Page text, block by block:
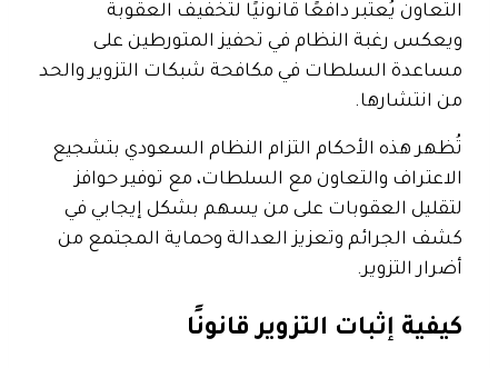
التعاون يُعتبر دافعًا قانونيًا لتخفيف العقوبة
ويعكس رغبة النظام في تحفيز المتورطين على
مساعدة السلطات في مكافحة شبكات التزوير والحد
من انتشارها.
تُظهر هذه الأحكام التزام النظام السعودي بتشجيع
الاعتراف والتعاون مع السلطات، مع توفير حوافز
لتقليل العقوبات على من يسهم بشكل إيجابي في
كشف الجرائم وتعزيز العدالة وحماية المجتمع من
أضرار التزوير.
كيفية إثبات التزوير قانونًا